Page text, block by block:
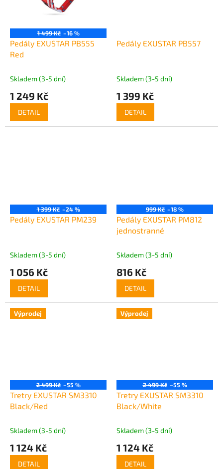
1 499 Kč –16 %
Pedály EXUSTAR PB555
Red
Skladem (3-5 dní)
1 249 Kč
DETAIL
Pedály EXUSTAR PB557
Skladem (3-5 dní)
1 399 Kč
DETAIL
1 399 Kč –24 %
Pedály EXUSTAR PM239
Skladem (3-5 dní)
1 056 Kč
DETAIL
999 Kč –18 %
Pedály EXUSTAR PM812
jednostranné
Skladem (3-5 dní)
816 Kč
DETAIL
Výprodej
2 499 Kč –55 %
Tretry EXUSTAR SM3310
Black/Red
Skladem (3-5 dní)
1 124 Kč
DETAIL
Výprodej
2 499 Kč –55 %
Tretry EXUSTAR SM3310
Black/White
Skladem (3-5 dní)
1 124 Kč
DETAIL